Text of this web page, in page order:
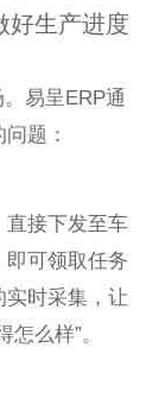
好生产进度
易呈ERP通
题：
直接下发至车
即可领取任务
实时采集，让
么样”。